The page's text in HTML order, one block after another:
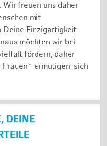
Wir freuen uns daher
mit
Deine Einzigartigkeit
möchten wir bei
fördern, daher
ermutigen, sich
DEINE